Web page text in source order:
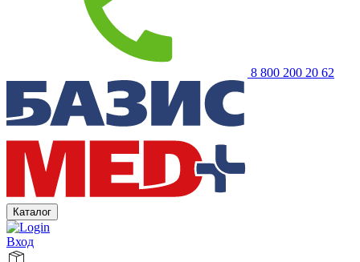
8 800 200 20 62
Каталог
Вход